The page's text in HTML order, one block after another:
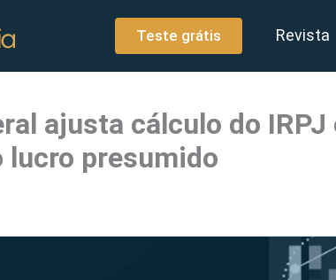
Teste grátis Revista
ajusta cálculo do IRPJ
lucro presumido